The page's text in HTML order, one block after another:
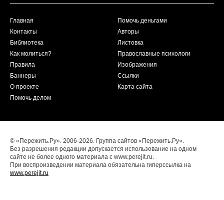
Главная
Контакты
Библиотека
Как молиться?
Правила
Баннеры
О проекте
Помочь делом
Помочь деньгами
Авторы
Листовка
Православные психологи
Изображения
Ссылки
Карта сайта
© «Пережить.Ру». 2006-2026. Группа сайтов «Пережить.Ру».
Без разрешения редакции допускается использование на одном
сайте не более одного материала с www.perejit.ru.
При воспроизведении материала обязательна гиперссылка на
www.perejit.ru